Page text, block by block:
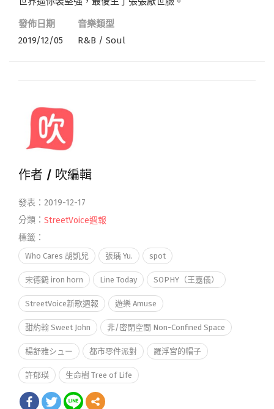
發佈日期
2019/12/05
音樂類型
R&B / Soul
作者 / 吹編輯
發表：2019-12-17
分類： StreetVoice週報
標籤：
Who Cares 胡凱兒 張瑀 Yu. spot
宋德鶴 iron horn Line Today SOPHY（王嘉儀）
StreetVoice新歌週報 遊樂 Amuse
甜約翰 Sweet John 非/密閉空間 Non-Confined Space
楊舒雅シュー 都市零件派對 羅浮宮的帽子
許郁瑛 生命樹 Tree of Life